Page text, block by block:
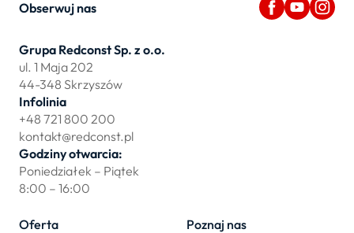
Obserwuj nas
Grupa Redconst Sp. z o.o.
ul. 1 Maja 202
44-348 Skrzyszów
Infolinia
+48 721 800 200
kontakt@redconst.pl
Godziny otwarcia:
Poniedziałek – Piątek
8:00 – 16:00
Oferta
Poznaj nas